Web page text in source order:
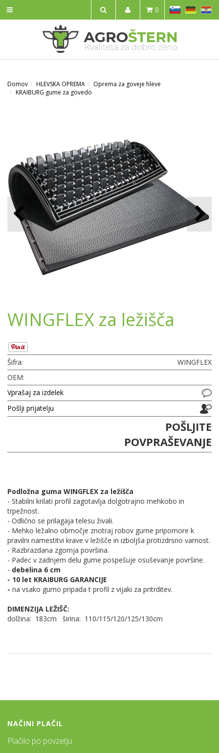
IŠČI
SL HR
0
Domov HLEVSKA OPREMA
Oprema za goveje hleve
KRAIBURG gume za govedo
WINGFLEX za ležišča
Šifra:
WINGFLEX
OEM:
Vprašaj za izdelek
Pošlji prijatelju
POŠLJITE
POVPRAŠEVANJE
Podložna guma WINGFLEX za ležišča
- Stabilni krilati profil zagotavlja dolgotrajno mehkobo in
trpežnost.
- Odlično se prilagaja telesu živali.
- Mehko ležalno območje znotraj robov gume pripomore k
pravilni namestitvi krave v ležišče in izboljša protizdrsno varnost.
- Razbrazdana zgornja površina.
- Padec v zadnjem delu gume pospešuje osuševanje površine.
- debelina 6 cm
- 10 let KRAIBURG GARANCIJE
- na vsako gumo pripada t profil z vijaki za pritrditev.
DIMENZIJA LEŽIŠČ:
dolžina: 183cm širina: 110/115/120/125/130cm
NAČINI PLAČIL
Plačilo po povzetju